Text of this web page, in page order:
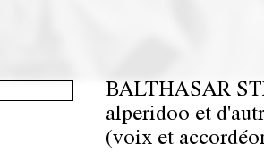
BALTHASAR
alperidoo et
(voix et